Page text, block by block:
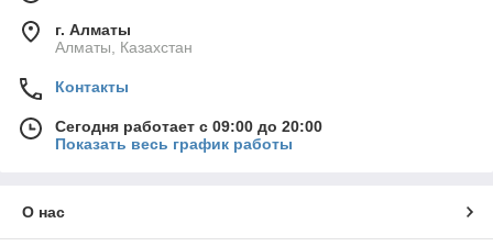
г. Алматы
Алматы, Казахстан
Контакты
Сегодня работает с 09:00 до 20:00
Показать весь график работы
О нас